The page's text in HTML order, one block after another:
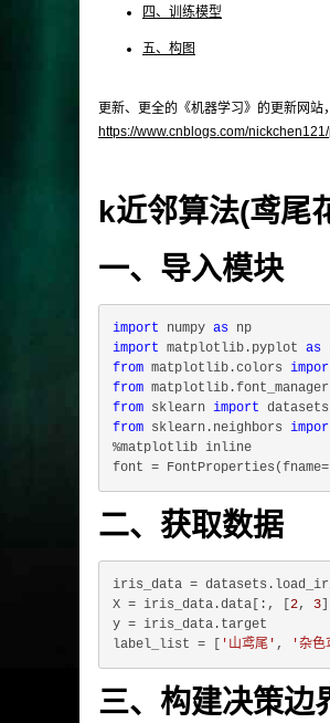
四、训练模型
五、构图
更新、更全的《机器学习》的更新网站
https://www.cnblogs.com/
k近邻算法(鸢尾
一、导入模块
import numpy as
import matplotlib.pyplot as
from matplotlib.colors
from matplotlib.font_manager
from sklearn import
from sklearn.neighbors
%matplotlib inline
font = FontProperties(fname=
二、获取数据
iris_data =
X = iris_data.data[:, [ 2, 3
y = iris_data.target
label_list = [
'山鸢尾' , '杂色
三、构建决策边